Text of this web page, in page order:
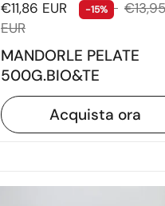
Prezzo di listino
€11,86 EUR -15%
€13,95
EUR
MANDORLE PELATE
500G.BIO&TE
Acquista ora